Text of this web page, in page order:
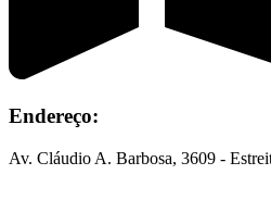
Endereço:
Av. Cláudio A. Barbosa, 3609 -